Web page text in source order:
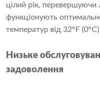
цілий рік, перевершуючи
функціонують
температур від 32°F
Низьке
задоволення